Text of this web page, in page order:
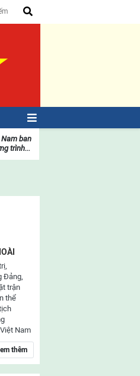
ban
trình...
Đảng,
trận
thể
Nam
thêm